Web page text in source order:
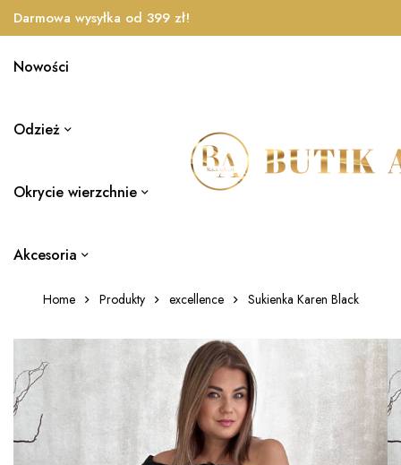
Darmowa wysyłka od 399 zł!
Nowości
Odzież
Okrycie wierzchnie
Akcesoria
Home Produkty excellence Sukienka Karen Black